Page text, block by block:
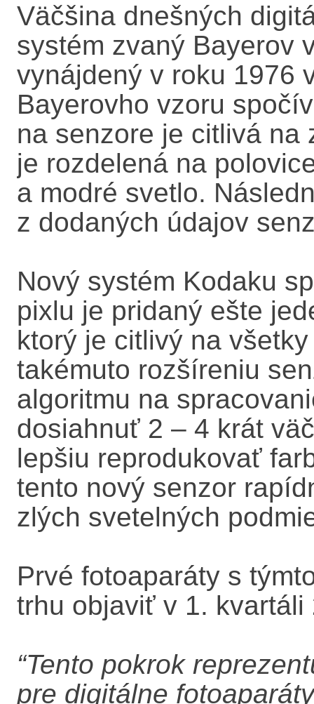
Väčšina dnešných
systém zvaný Bayerov
vynájdený v roku 1976
Bayerovho vzoru
na senzore je citlivá
je rozdelená na
a modré svetlo.
z dodaných údajov
Nový systém Kodaku
pixlu je pridaný ešte
ktorý je citlivý na
takémuto rozšíreniu
algoritmu na
dosiahnuť 2 – 4 krát
lepšiu reprodukovať
tento nový senzor
zlých svetelných
Prvé fotoaparáty s
trhu objaviť v 1. kvartáli
“Tento pokrok
pre digitálne